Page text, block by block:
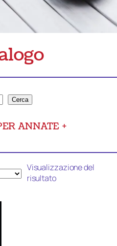
Cerca
ANNATE +
Visualizzazione del
risultato